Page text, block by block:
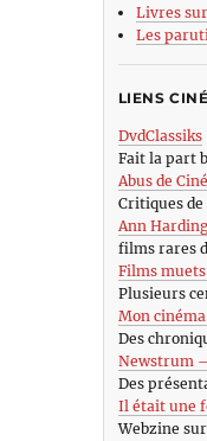
Livres
Les
LIENS
DvdClassiks
Fait la part
Abus de Ciné
Critiques
Ann
films rares
Films
Plusieurs
Mon
Des
Newstrum
Des
Il était une
Webzine